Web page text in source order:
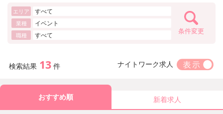
エリア すべて
業種 イベント
職種 すべて 条件変更
検索結果 13 件 ナイトワーク求人
おすすめ順 新着求人